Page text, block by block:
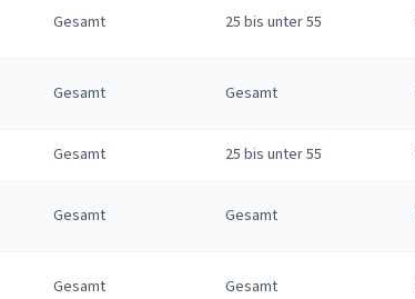
Gesamt 25 bis unter 55
Gesamt Gesamt
Gesamt 25 bis unter 55
Gesamt Gesamt
Gesamt Gesamt